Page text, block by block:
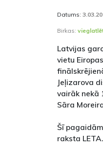
Datums:
Birkas:
Latvijas
vietu
Jeļizarova
vairāk nekā
Sāra
Šī
raksta LETA.